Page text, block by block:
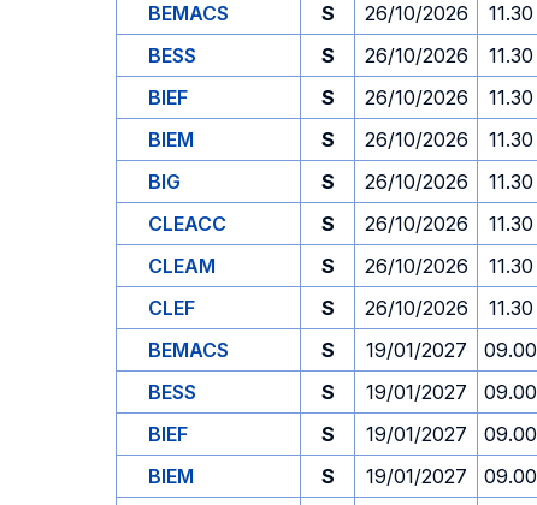
BEMACS
S 26/10/2026 11.30
BESS
S 26/10/2026 11.30
BIEF
S 26/10/2026 11.30
BIEM
S 26/10/2026 11.30
BIG
S 26/10/2026 11.30
CLEACC
S 26/10/2026 11.30
CLEAM
S 26/10/2026 11.30
CLEF
S 26/10/2026 11.30
BEMACS
S 19/01/2027 09.00
BESS
S 19/01/2027 09.00
BIEF
S 19/01/2027 09.00
BIEM
S 19/01/2027 09.00